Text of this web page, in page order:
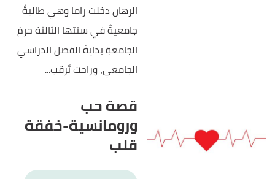
الرهان دخلت راما وهي طالبةٌ
جامعيةٌ في سنتها الثالثة حرمَ
الجامعةِ بدايةَ الفصل الدراسي
الجامعي، وراحت تَرقب...
قصة حب
ورومانسية-خفقة
قلب